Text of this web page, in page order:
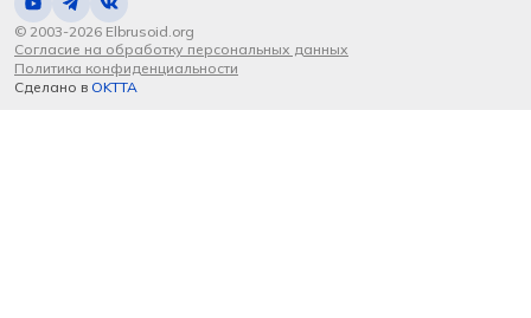
© 2003-2026 Elbrusoid.org
Согласие на обработку персональных данных
Политика конфиденциальности
Сделано в OKTTA